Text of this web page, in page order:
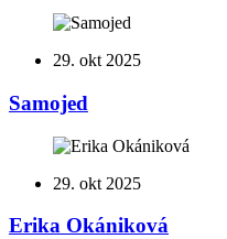
29. okt 2025
Samojed
29. okt 2025
Erika Okániková